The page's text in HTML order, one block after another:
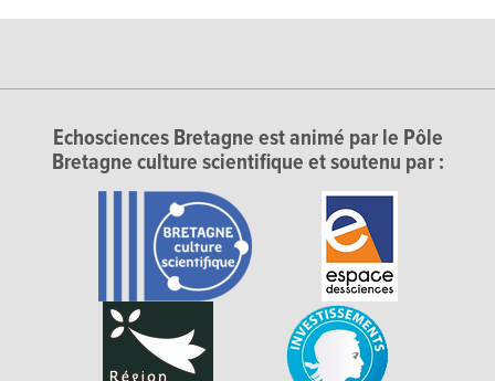
Echosciences Bretagne est animé par le Pôle
Bretagne culture scientifique et soutenu par :